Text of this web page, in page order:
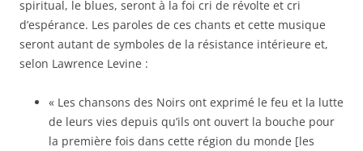
spiritual, le blues, seront à la foi cri de révolte et cri
d’espérance. Les paroles de ces chants et cette musique
seront autant de symboles de la résistance intérieure et,
selon Lawrence Levine :
« Les chansons des Noirs ont exprimé le feu et la lutte
de leurs vies depuis qu’ils ont ouvert la bouche pour
la première fois dans cette région du monde [les